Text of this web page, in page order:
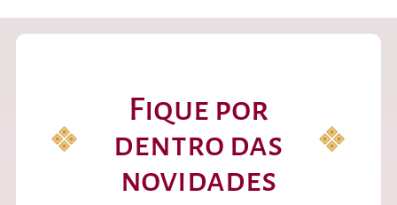
Fique por
dentro das
novidades